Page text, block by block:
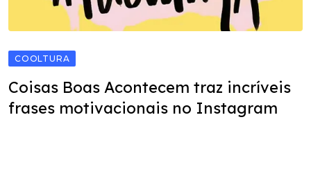
COOLTURA
Coisas Boas Acontecem traz incríveis
frases motivacionais no Instagram